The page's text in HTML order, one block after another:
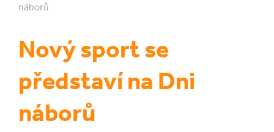
náborů
Nový sport se
představí na Dni
náborů